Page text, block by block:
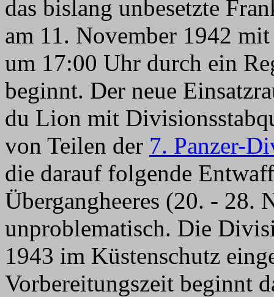
das bislang unbesetzte
am 11. November 1942
um 17:00 Uhr durch ein
beginnt. Der neue
du Lion mit
von Teilen der 7. Panzer-
die darauf folgende
Übergangheeres (20. - 28.
unproblematisch. Die
1943 im Küstenschutz
Vorbereitungszeit beginnt